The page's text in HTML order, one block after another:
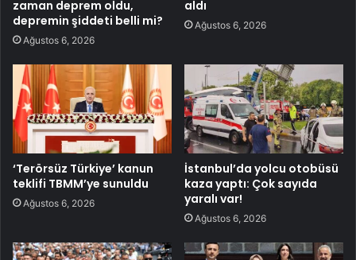
zaman deprem oldu,
depremin şiddeti belli mi?
Ağustos 6, 2026
aldı
Ağustos 6, 2026
‘Terörsüz Türkiye’ kanun
teklifi TBMM’ye sunuldu
Ağustos 6, 2026
İstanbul’da yolcu otobüsü
kaza yaptı: Çok sayıda
yaralı var!
Ağustos 6, 2026